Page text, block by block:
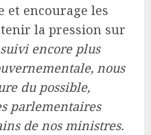
et encourage les
la pression sur
encore plus
nous
du possible,
parlementaires
de nos ministres.